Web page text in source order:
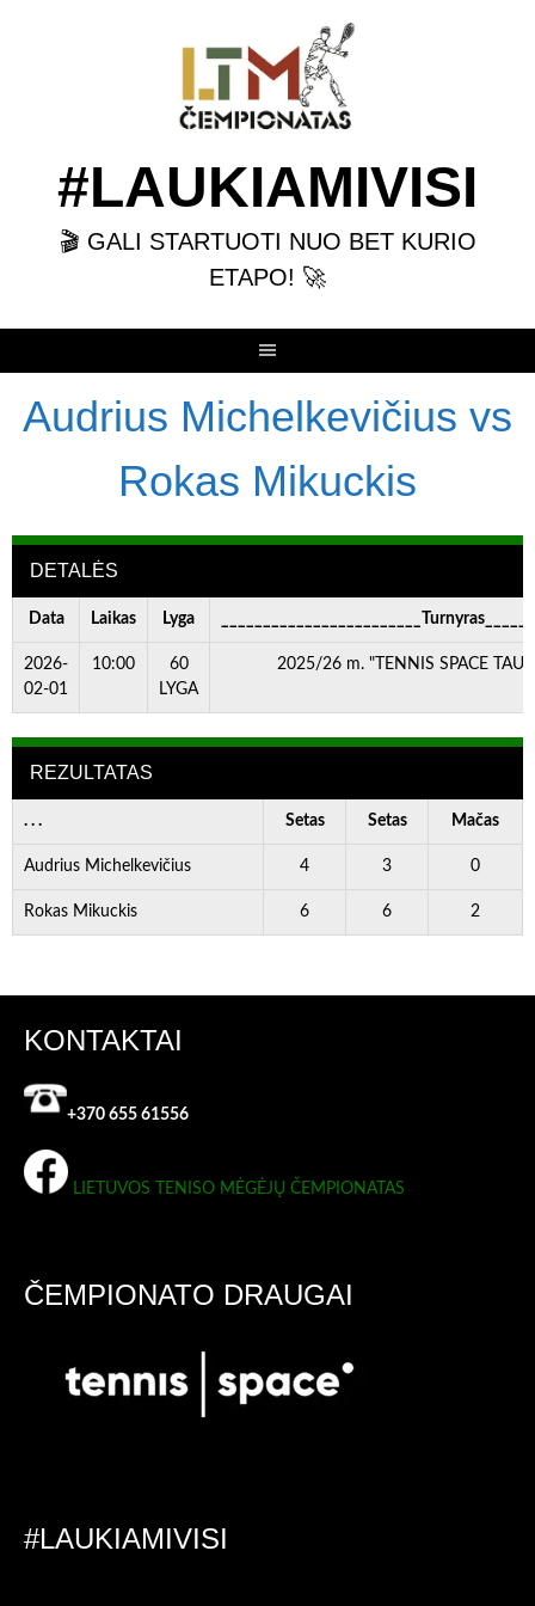
#LAUKIAMIVISI
🎬 GALI STARTUOTI NUO BET KURIO
ETAPO! 🚀
Audrius Michelkevičius vs
Rokas Mikuckis
DETALĖS
Data Laikas Lyga
2026-
02-01
10:00
60
LYGA
2025/26 m. "TENNIS SPACE
REZULTATAS
. . . Setas Setas Mačas
Audrius Michelkevičius 4 3 0
Rokas Mikuckis 6 6 2
KONTAKTAI
+370 655 61556
LIETUVOS TENISO MĖGĖJŲ ČEMPIONATAS
ČEMPIONATO DRAUGAI
#LAUKIAMIVISI